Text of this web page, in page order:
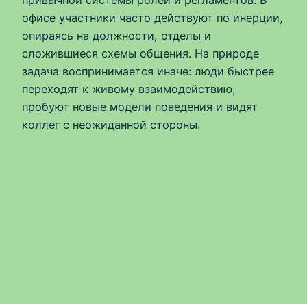
офисе участники часто действуют по инерции,
опираясь на должности, отделы и
сложившиеся схемы общения. На природе
задача воспринимается иначе: люди быстрее
переходят к живому взаимодействию,
пробуют новые модели поведения и видят
коллег с неожиданной стороны.